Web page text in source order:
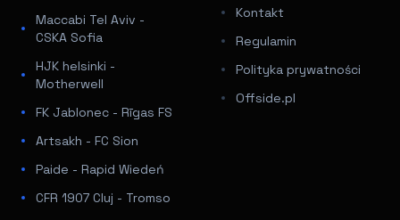
Maccabi Tel Aviv -
CSKA Sofia
HJK helsinki -
Motherwell
FK Jablonec - Rīgas FS
Artsakh - FC Sion
Paide - Rapid Wiedeń
CFR 1907 Cluj - Tromso
Kontakt
Regulamin
Polityka prywatności
Offside.pl